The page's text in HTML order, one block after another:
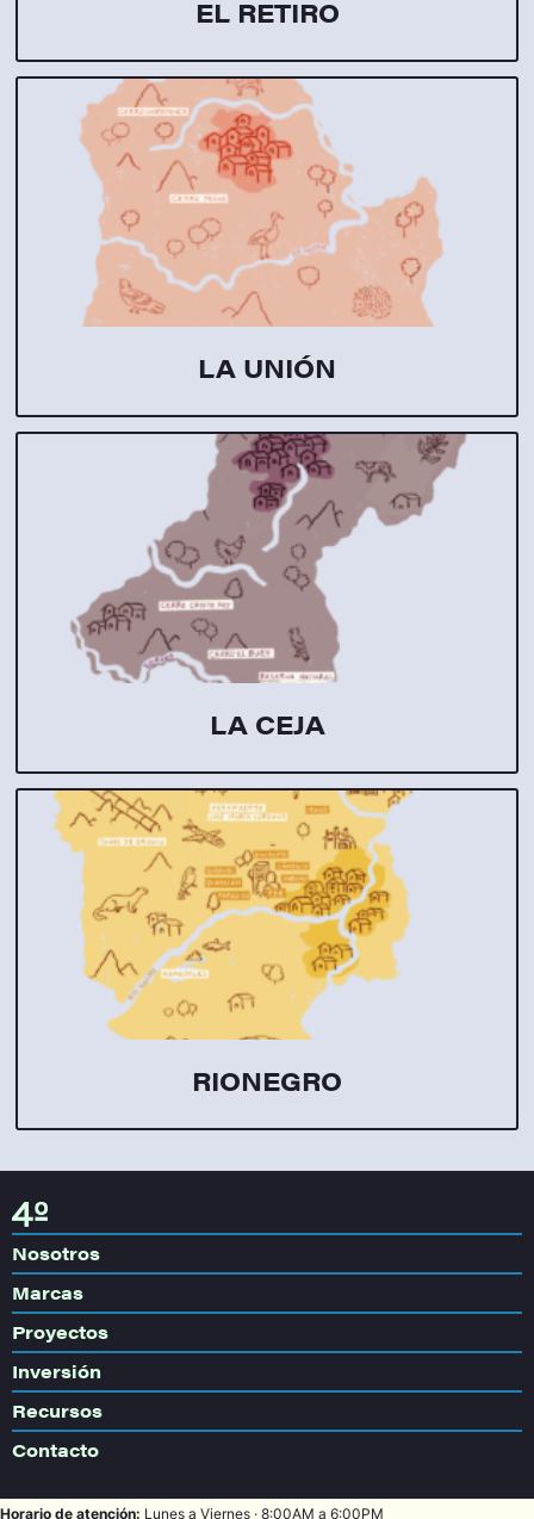
EL RETIRO
LA UNIÓN
LA CEJA
RIONEGRO
Nosotros
Marcas
Proyectos
Inversión
Recursos
Contacto
Horario de atención: Lunes a Viernes · 8:00AM a 6:00PM